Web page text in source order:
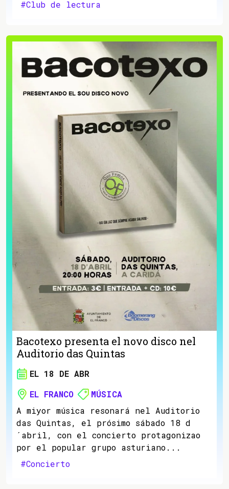
#Club de lectura
Bacotexo presenta el novo disco nel
Auditorio das Quintas
EL 18 DE ABR
EL FRANCO
MÚSICA
A miyor música resonará nel Auditorio
das Quintas, el prósimo sábado 18 d
´abril, con el concierto protagonizao
por el popular grupo asturiano...
#Concierto